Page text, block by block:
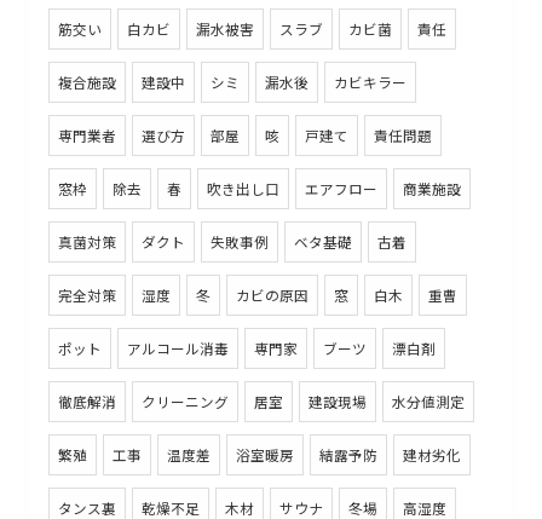
筋交い 白カビ 漏水被害 スラブ カビ菌 責任
複合施設 建設中 シミ 漏水後 カビキラー
専門業者 選び方 部屋 咳 戸建て 責任問題
窓枠 除去 春 吹き出し口 エアフロー 商業施設
真菌対策 ダクト 失敗事例 ベタ基礎 古着
完全対策 湿度 冬 カビの原因 窓 白木 重曹
ポット アルコール消毒 専門家 ブーツ 漂白剤
徹底解消 クリーニング 居室 建設現場 水分値測定
繁殖 工事 温度差 浴室暖房 結露予防 建材劣化
タンス裏 乾燥不足 木材 サウナ 冬場 高湿度